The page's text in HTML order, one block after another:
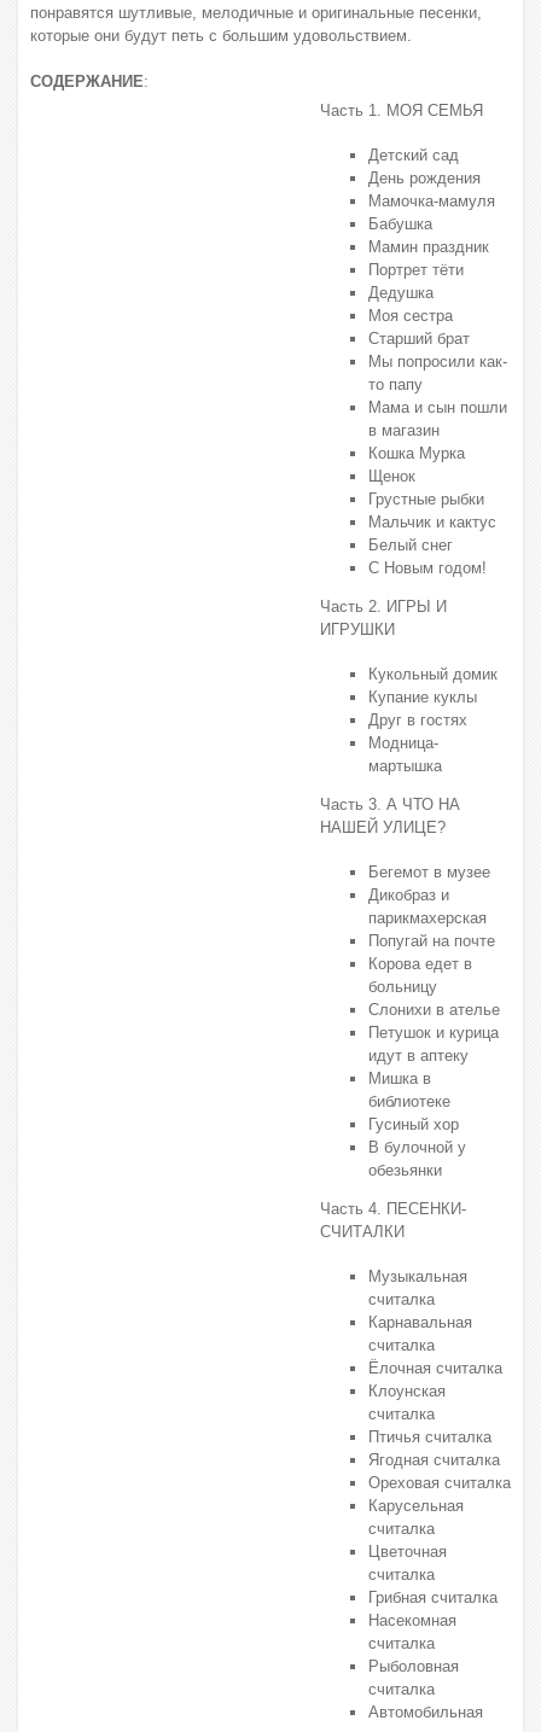
понравятся шутливые, мелодичные и оригинальные песенки,
которые они будут петь с большим удовольствием.
СОДЕРЖАНИЕ:
Часть 1. МОЯ СЕМЬЯ
Детский сад
День рождения
Мамочка-мамуля
Бабушка
Мамин праздник
Портрет тёти
Дедушка
Моя сестра
Старший брат
Мы попросили как-
то папу
Мама и сын пошли
в магазин
Кошка Мурка
Щенок
Грустные рыбки
Мальчик и кактус
Белый снег
С Новым годом!
Часть 2. ИГРЫ И
ИГРУШКИ
Кукольный домик
Купание куклы
Друг в гостях
Модница-
мартышка
Часть 3. А ЧТО НА
НАШЕЙ УЛИЦЕ?
Бегемот в музее
Дикобраз и
парикмахерская
Попугай на почте
Корова едет в
больницу
Слонихи в ателье
Петушок и курица
идут в аптеку
Мишка в
библиотеке
Гусиный хор
В булочной у
обезьянки
Часть 4. ПЕСЕНКИ-
СЧИТАЛКИ
Музыкальная
считалка
Карнавальная
считалка
Ёлочная считалка
Клоунская
считалка
Птичья считалка
Ягодная считалка
Ореховая считалка
Карусельная
считалка
Цветочная
считалка
Грибная считалка
Насекомная
считалка
Рыболовная
считалка
Автомобильная